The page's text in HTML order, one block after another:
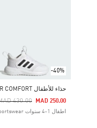
-40%
From
430.00 MAD 250.00
اطفال 1-4 سنوات Sportswear